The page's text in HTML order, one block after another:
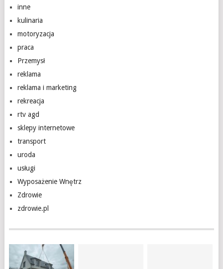
inne
kulinaria
motoryzacja
praca
Przemysł
reklama
reklama i marketing
rekreacja
rtv agd
sklepy internetowe
transport
uroda
usługi
Wyposażenie Wnętrz
Zdrowie
zdrowie.pl